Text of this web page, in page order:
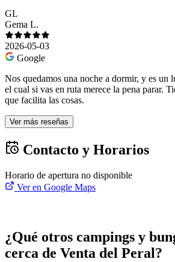
GL
Gema L.
2026-05-03
Google
Nos quedamos una noche a dormir, y es un
el cual si vas en ruta merece la pena parar.
que facilita las cosas.
Ver más reseñas
Contacto y Horarios
Horario de apertura no disponible
Ver en Google Maps
¿Qué otros campings y
cerca de Venta del Peral?